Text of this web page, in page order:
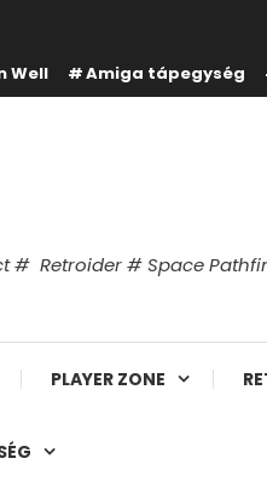
Well Amiga tápegység
Retroider # Space
PLAYER ZONE